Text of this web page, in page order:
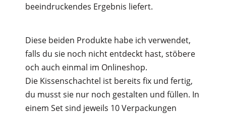
beeindruckendes Ergebnis liefert.
Diese beiden Produkte habe ich verwendet,
falls du sie noch nicht entdeckt hast, stöbere
och auch einmal im Onlineshop.
Die Kissenschachtel ist bereits fix und fertig,
du musst sie nur noch gestalten und füllen. In
einem Set sind jeweils 10 Verpackungen